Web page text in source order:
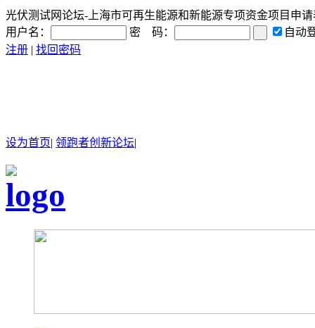
光伏测试网论坛-上海市可再生能源和新能源专项资金项目申
用户名：
密 码：
自动
注册 | 找回密码
设为首页| 领跑者创新论坛|